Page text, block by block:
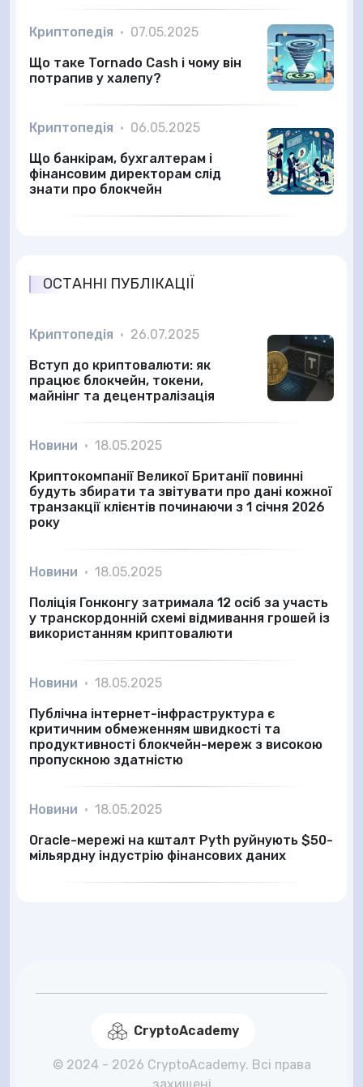
Криптопедія • 07.05.2025
Що таке Tornado Cash і чому він
потрапив у халепу?
Криптопедія • 06.05.2025
Що банкірам, бухгалтерам і
фінансовим директорам слід
знати про блокчейн
ОСТАННІ ПУБЛІКАЦІЇ
Криптопедія • 26.07.2025
Вступ до криптовалюти: як
працює блокчейн, токени,
майнінг та децентралізація
Новини • 18.05.2025
Криптокомпанії Великої Британії повинні
будуть збирати та звітувати про дані кожної
транзакції клієнтів починаючи з 1 січня 2026
року
Новини • 18.05.2025
Поліція Гонконгу затримала 12 осіб за участь
у транскордонній схемі відмивання грошей із
використанням криптовалюти
Новини • 18.05.2025
Публічна інтернет-інфраструктура є
критичним обмеженням швидкості та
продуктивності блокчейн-мереж з високою
пропускною здатністю
Новини • 18.05.2025
Oracle-мережі на кшталт Pyth руйнують $50-
мільярдну індустрію фінансових даних
CryptoAcademy
© 2024 - 2026 CryptoAcademy. Всі права